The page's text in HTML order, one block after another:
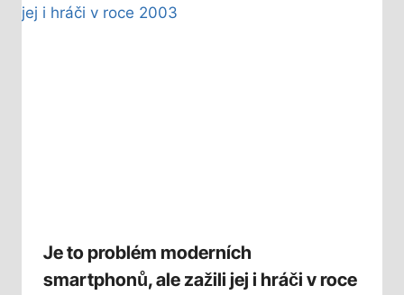
Je to problém moderních
smartphonů, ale zažili jej i hráči v roce